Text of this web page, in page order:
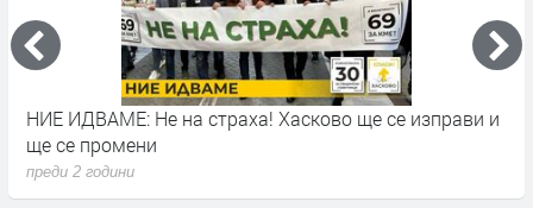
НИЕ ИДВАМЕ: Не на страха! Хасково ще се изправи и
ще се промени
преди 2 години